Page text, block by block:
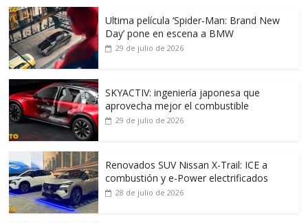
Ultima película ‘Spider‑Man: Brand New
Day’ pone en escena a BMW
29 de julio de 2026
SKYACTIV: ingeniería japonesa que
aprovecha mejor el combustible
29 de julio de 2026
Renovados SUV Nissan X-Trail: ICE a
combustión y e-Power electrificados
28 de julio de 2026